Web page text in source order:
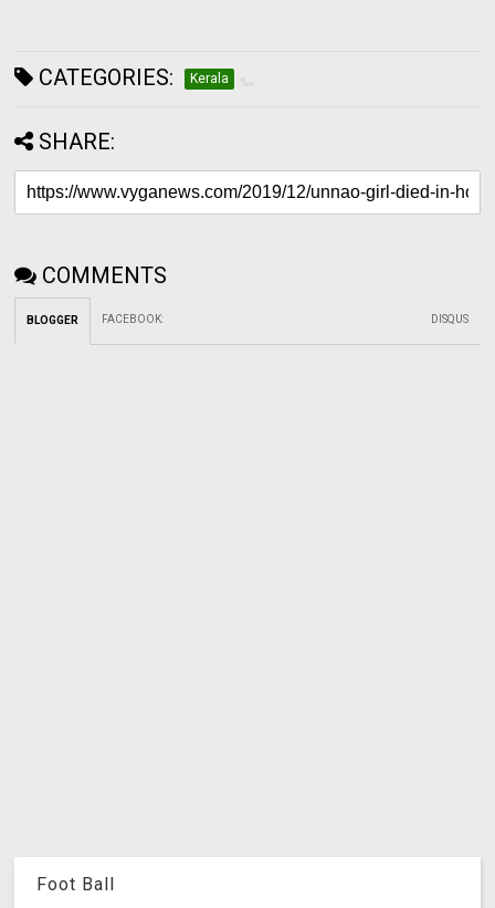
CATEGORIES: Kerala
SHARE:
COMMENTS
BLOGGER FACEBOOK: DISQUS
Foot Ball